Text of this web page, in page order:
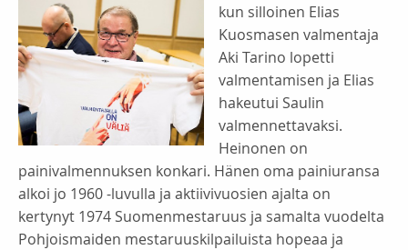
kun silloinen Elias
Kuosmasen valmentaja
Aki Tarino lopetti
valmentamisen ja Elias
hakeutui Saulin
valmennettavaksi.
Heinonen on
painivalmennuksen konkari. Hänen oma painiuransa
alkoi jo 1960 -luvulla ja aktiivivuosien ajalta on
kertynyt 1974 Suomenmestaruus ja samalta vuodelta
Pohjoismaiden mestaruuskilpailuista hopeaa ja